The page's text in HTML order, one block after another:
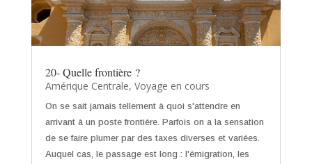
20- Quelle frontière ?
Amérique Centrale, Voyage en cours
On se sait jamais tellement à quoi s'attendre en
arrivant à un poste frontière. Parfois on a la sensation
de se faire plumer par des taxes diverses et variées.
Auquel cas, le passage est long : l'émigration, les